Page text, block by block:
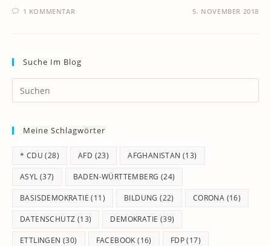
1 KOMMENTAR 5. NOVEMBER 2018
Suche Im Blog
Meine Schlagwörter
* CDU (28) AFD (23) AFGHANISTAN (13)
ASYL (37) BADEN-WÜRTTEMBERG (24)
BASISDEMOKRATIE (11) BILDUNG (22) CORONA (16)
DATENSCHUTZ (13) DEMOKRATIE (39)
ETTLINGEN (30) FACEBOOK (16) FDP(17)